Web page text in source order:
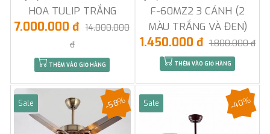
HOA TULIP TRẮNG
7.000.000 đ 14.000.000
đ
THÊM VÀO GIỎ HÀNG
F-60MZ2 3 CÁNH (2
MÀU TRẮNG VÀ ĐEN)
1.450.000 đ 1.800.000 đ
THÊM VÀO GIỎ HÀNG
Sale -58% Sale -40%